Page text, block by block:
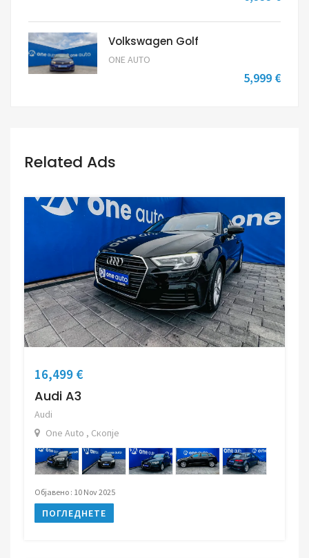
Volkswagen Golf
ONE AUTO
5,999 €
Related Ads
16,499 €
Audi A3
Audi
One Auto , Скопје
Објавено : 10 Nov 2025
ПОГЛЕДНЕТЕ